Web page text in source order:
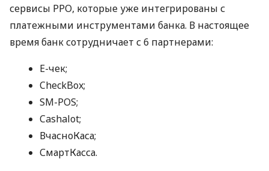
сервисы РРО, которые уже интегрированы с
платежными инструментами банка. В настоящее
время банк сотрудничает с 6 партнерами:
E-чек;
CheckBox;
SM-POS;
Cashalot;
ВчасноКаса;
СмартКасса.